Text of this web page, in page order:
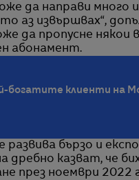
да направи много и
аз извършвах“,
да пропусне някои
абонамент.
богатите клиенти на
бързо и
казват, че
през ноември 2022